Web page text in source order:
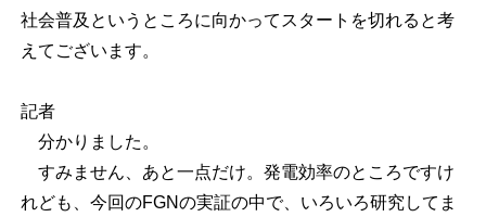
社会普及というところに向かってスタートを切れると考
えてございます。
記者
分かりました。
すみません、あと一点だけ。発電効率のところですけ
れども、今回のFGNの実証の中で、いろいろ研究してま